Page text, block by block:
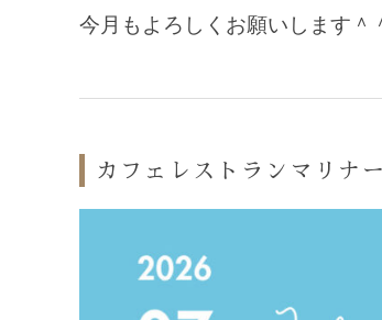
今月もよろしくお願いします＾
カフェレストランマリナ